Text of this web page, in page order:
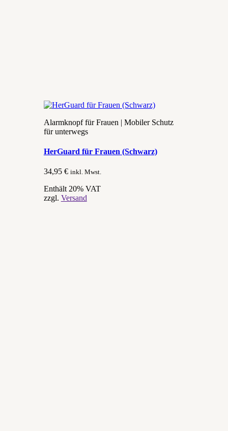
Alarmknopf für Frauen | Mobiler Schutz
für unterwegs
HerGuard für Frauen (Schwarz)
34,95 € inkl. Mwst.
Enthält 20% VAT
zzgl. Versand